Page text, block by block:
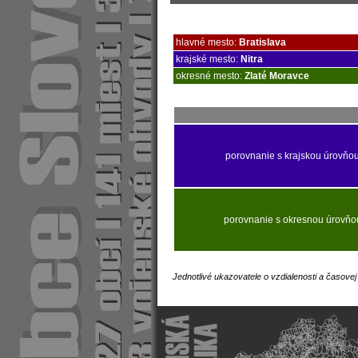
hlavné mesto: Bratislava
krajské mesto: Nitra
okresné mesto: Zlaté Moravce
porovnanie s krajskou
porovnanie s okresnou
Jednotlivé ukazovatele o vzdialenosti a